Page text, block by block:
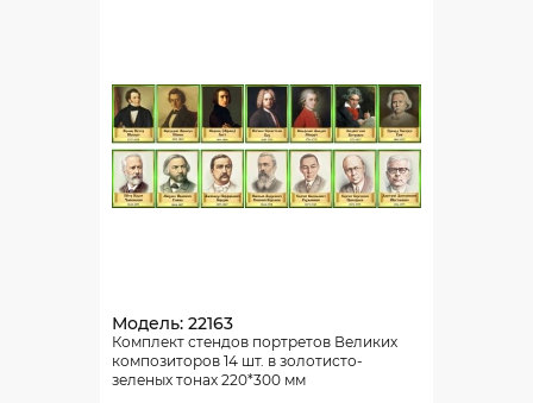
Модель: 22163
Комплект стендов портретов Великих
композиторов 14 шт. в золотисто-
зеленых тонах 220*300 мм